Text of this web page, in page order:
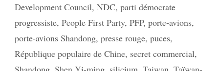
Development Council, NDC, parti démocrate
progressiste, People First Party, PFP, porte-avions,
porte-avions Shandong, presse rouge, puces,
République populaire de Chine, secret commercial,